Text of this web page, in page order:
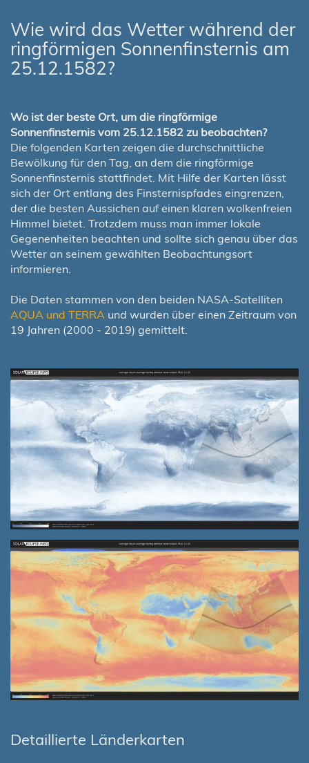
Wie wird das Wetter während der
ringförmigen Sonnenfinsternis am
25.12.1582?
Wo ist der beste Ort, um die ringförmige
Sonnenfinsternis vom 25.12.1582 zu beobachten?
Die folgenden Karten zeigen die durchschnittliche
Bewölkung für den Tag, an dem die ringförmige
Sonnenfinsternis stattfindet. Mit Hilfe der Karten lässt
sich der Ort entlang des Finsternispfades eingrenzen,
der die besten Aussichen auf einen klaren wolkenfreien
Himmel bietet. Trotzdem muss man immer lokale
Gegenenheiten beachten und sollte sich genau über das
Wetter an seinem gewählten Beobachtungsort
informieren.
Die Daten stammen von den beiden NASA-Satelliten
AQUA und TERRA und wurden über einen Zeitraum von
19 Jahren (2000 - 2019) gemittelt.
Detaillierte Länderkarten